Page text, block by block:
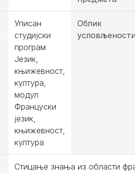
Уписан
студијски
програм
Језик,
књижевност,
култура,
модул
Француски
језик,
књижевност,
култура
Облик
Стицање знања из области